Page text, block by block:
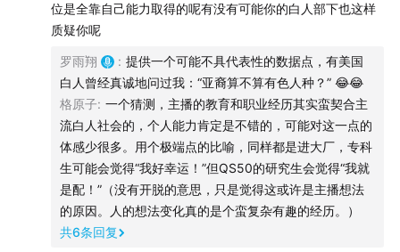
主播罗雨翔过往的单集:忽左忽右、美轮美换、不合时宜、
1&2）
👩🏾‍🦱故事主人公
位是全靠自己能力取得的呢有没有可能你的白人部下也这样
质疑你呢
罗雨翔 : 提供一个可能不具代表性的数据点，有美国
白人曾经真诚地问过我：“亚裔算不算有色人种？” 😂😂
格原子: 一个猜测，主播的教育和职业经历其实蛮契合主
流白人社会的，个人能力肯定是不错的，可能对这一点的
体感少很多。用个极端点的比喻，同样都是进大厂，专科
生可能会觉得“我好幸运！”但QS50的研究生会觉得“我就
是配！”（没有开脱的意思，只是觉得这或许是主播想法
的原因。人的想法变化真的是个蛮复杂有趣的经历。）
共6条回复